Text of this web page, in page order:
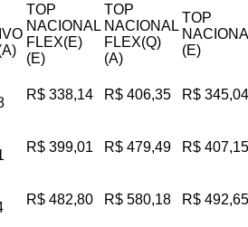
TOP
NACIONAL
FLEX(E)
(E)
TOP
NACIONAL
FLEX(Q)
(A)
TOP
(E)
R$ 338,14 R$ 406,35 R$ 345,04
R$ 399,01 R$ 479,49 R$ 407,15
R$ 482,80 R$ 580,18 R$ 492,65